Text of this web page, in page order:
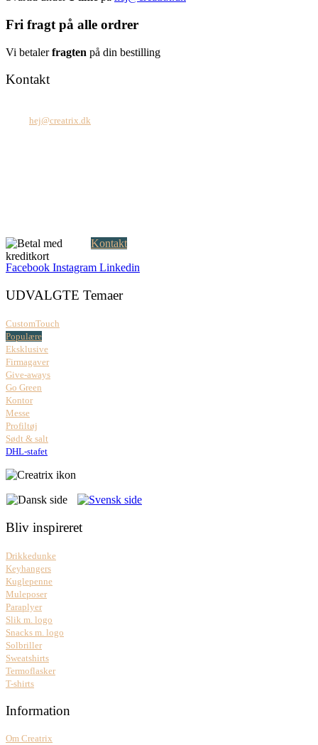
Fri fragt på alle ordrer
Vi betalerfragten på din bestilling
Kontakt
hej@creatrix.dk
Kontakt
Facebook Instagram Linkedin
UDVALGTE Temaer
CustomTouch
Populære
Eksklusive
Firmagaver
Give-aways
Go Green
Kontor
Messe
Profiltøj
Sødt & salt
DHL-stafet
Bliv inspireret
Drikkedunke
Keyhangers
Kuglepenne
Muleposer
Paraplyer
Slik m. logo
Snacks m. logo
Solbriller
Sweatshirts
Termoflasker
T-shirts
Information
Om Creatrix